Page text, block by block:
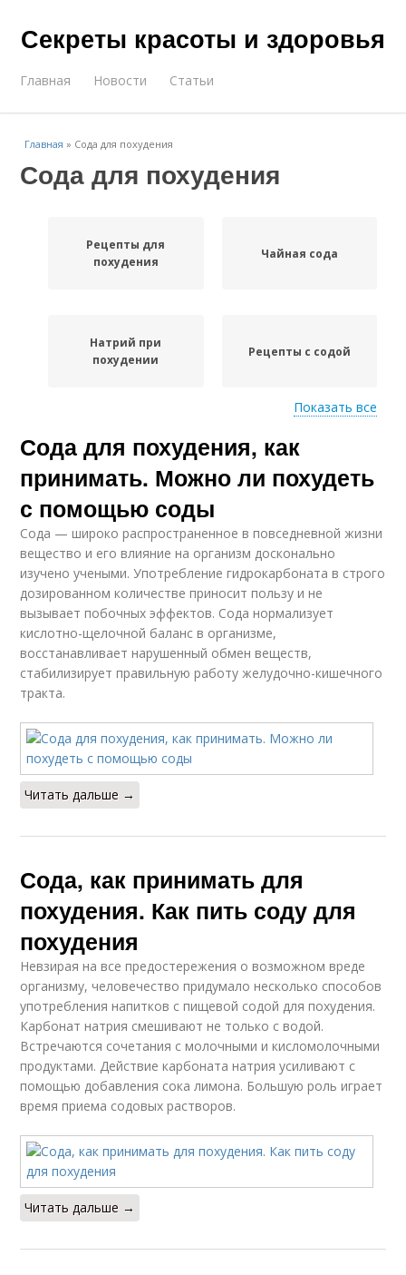
Секреты красоты и здоровья
Главная Новости Статьи
Главная » Сода для похудения
Сода для похудения
Рецепты для
похудения
Чайная сода
Натрий при
похудении
Рецепты с содой
Пищевая сода
Соды для
выздоровления
Показать все
Сода для похудения, как
принимать. Можно ли похудеть
с помощью соды
Сода — широко распространенное в повседневной жизни
вещество и его влияние на организм досконально
изучено учеными. Употребление гидрокарбоната в строго
дозированном количестве приносит пользу и не
вызывает побочных эффектов. Сода нормализует
кислотно-щелочной баланс в организме,
восстанавливает нарушенный обмен веществ,
стабилизирует правильную работу желудочно-кишечного
тракта.
Читать дальше →
Сода, как принимать для
похудения. Как пить соду для
похудения
Невзирая на все предостережения о возможном вреде
организму, человечество придумало несколько способов
употребления напитков с пищевой содой для похудения.
Карбонат натрия смешивают не только с водой.
Встречаются сочетания с молочными и кисломолочными
продуктами. Действие карбоната натрия усиливают с
помощью добавления сока лимона. Большую роль играет
время приема содовых растворов.
Читать дальше →